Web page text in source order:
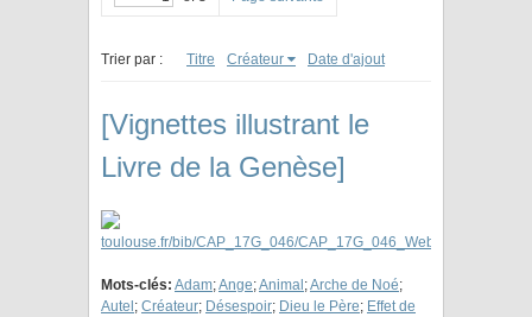
Trier par : Titre Créateur Date d'ajout
[Vignettes illustrant le
Livre de la Genèse]
Mots-clés: Adam;Ange;Animal ;Arche de Noé;
Autel ; Créateur; Désespoir; Dieu le Père; Effet de